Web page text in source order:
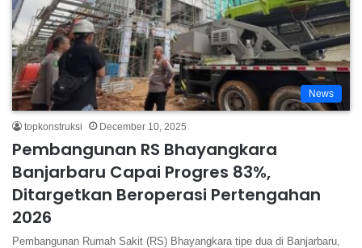
News
topkonstruksi December 10, 2025
Pembangunan RS Bhayangkara
Banjarbaru Capai Progres 83%,
Ditargetkan Beroperasi Pertengahan
2026
Pembangunan Rumah Sakit (RS) Bhayangkara tipe dua di Banjarbaru,